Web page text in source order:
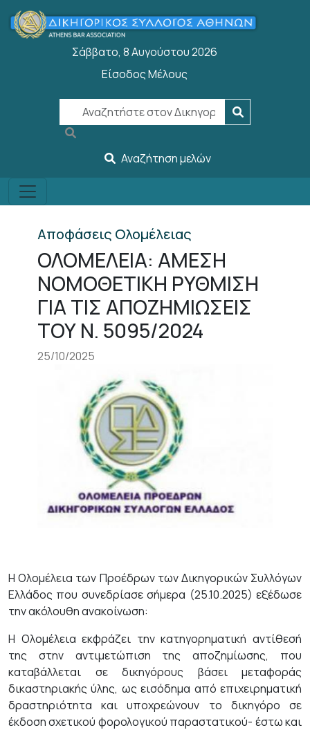
Παράκαμψη προς το κυρίως περιεχόμενο
Σάββατο, 8 Αυγούστου 2026
User account menu
Είσοδος Μέλους
Αναζήτηση μελών
Αποφάσεις Ολομέλειας
ΟΛΟΜΕΛΕΙΑ: ΑΜΕΣΗ
ΝΟΜΟΘΕΤΙΚΗ ΡΥΘΜΙΣΗ
ΓΙΑ ΤΙΣ ΑΠΟΖΗΜΙΩΣΕΙΣ
ΤΟΥ Ν. 5095/2024
25/10/2025
H Ολομέλεια των Προέδρων των Δικηγορικών Συλλόγων
Ελλάδος που συνεδρίασε σήμερα (25.10.2025) εξέδωσε
την ακόλουθη ανακοίνωση:
Η Ολομέλεια εκφράζει την κατηγορηματική αντίθεσή
της στην αντιμετώπιση της αποζημίωσης, που
καταβάλλεται σε δικηγόρους βάσει μεταφοράς
δικαστηριακής ύλης, ως εισόδημα από επιχειρηματική
δραστηριότητα και υποχρεώνουν το δικηγόρο σε
έκδοση σχετικού φορολογικού παραστατικού- έστω και